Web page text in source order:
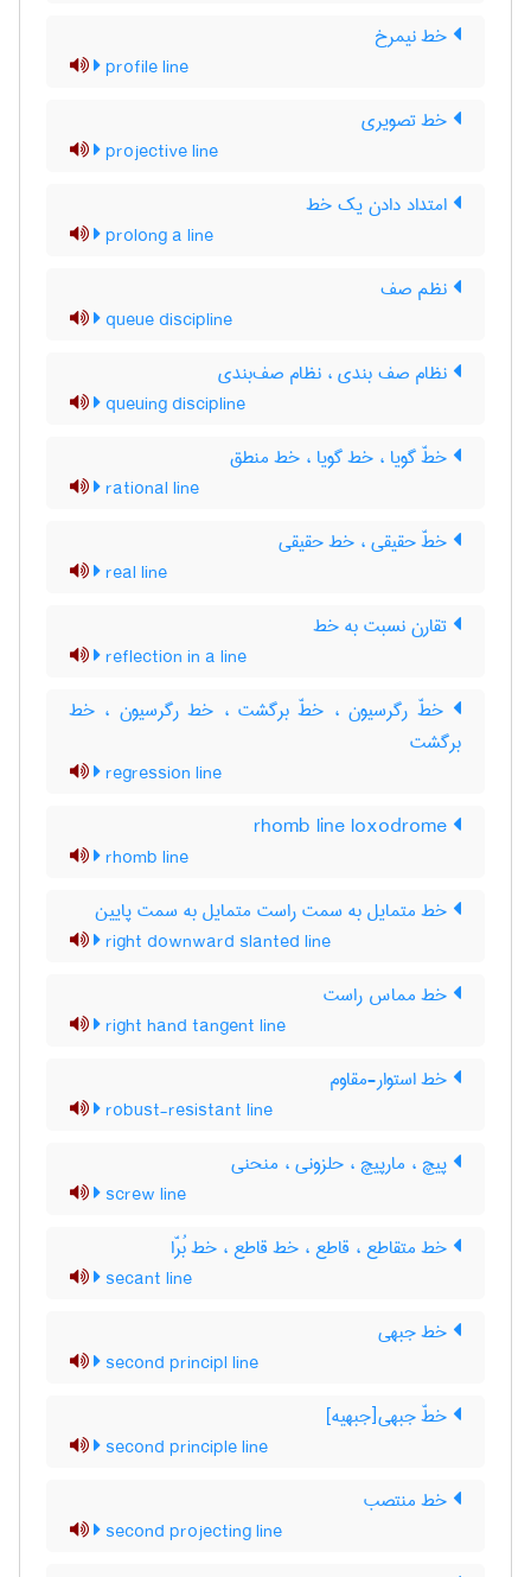
خط نیمرخ
profile line
خط تصویری
projective line
امتداد دادن یک خط
prolong a line
نظم صف
queue discipline
نظام صف بندی ، نظام صف‌بندی
queuing discipline
خطّ گویا ، خط گویا ، خط منطق
rational line
خطّ حقیقی ، خط حقیقی
real line
تقارن نسبت به خط
reflection in a line
خطّ رگرسیون ، خطّ برگشت ، خط رگرسیون ، خط
برگشت
regression line
rhomb line
خط متمایل به سمت راست متمایل به سمت پایین
right downward slanted line
خط مماس راست
right hand tangent line
خط استوار-مقاوم
robust-resistant line
پیچ ، مارپیچ ، حلزونی ، منحنی
screw line
خط متقاطع ، قاطع ، خط قاطع ، خط بُرّا
secant line
خط جبهی
second principl line
خطّ جبهی[جبهیه]
second principle line
خط منتصب
second projecting line